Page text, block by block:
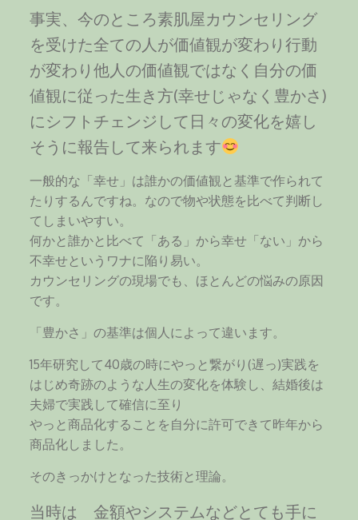
事実、今のところ素肌屋カウンセリング
を受けた全ての人が価値観が変わり行動
が変わり他人の価値観ではなく自分の価
値観に従った生き方(幸せじゃなく豊かさ)
にシフトチェンジして日々の変化を嬉し
そうに報告して来られます
一般的な「幸せ」は誰かの価値観と基準で作られて
たりするんですね。なので物や状態を比べて判断し
てしまいやすい。
何かと誰かと比べて「ある」から幸せ「ない」から
不幸せというワナに陥り易い。
カウンセリングの現場でも、ほとんどの悩みの原因
です。
「豊かさ」の基準は個人によって違います。
15年研究して40歳の時にやっと繋がり(遅っ)実践を
はじめ奇跡のような人生の変化を体験し、結婚後は
夫婦で実践して確信に至り
やっと商品化することを自分に許可できて昨年から
商品化しました。
そのきっかけとなった技術と理論。
当時は 金額やシステムなどとても手に